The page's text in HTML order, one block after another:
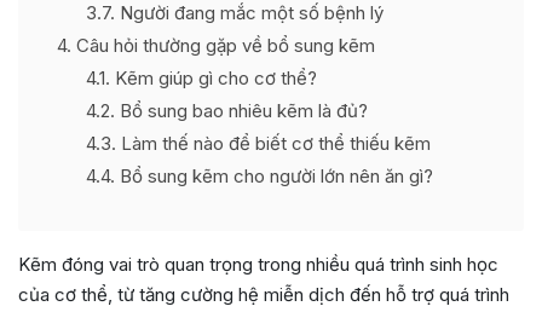
3.7 Người đang mắc một số bệnh lý
4 Câu hỏi thường gặp về bổ sung kẽm
4.1 Kẽm giúp gì cho cơ thể?
4.2 Bổ sung bao nhiêu kẽm là đủ?
4.3 Làm thế nào để biết cơ thể thiếu kẽm
4.4 Bổ sung kẽm cho người lớn nên ăn gì?
Kẽm đóng vai trò quan trọng trong nhiều quá trình sinh học
của cơ thể, từ tăng cường hệ miễn dịch đến hỗ trợ quá trình